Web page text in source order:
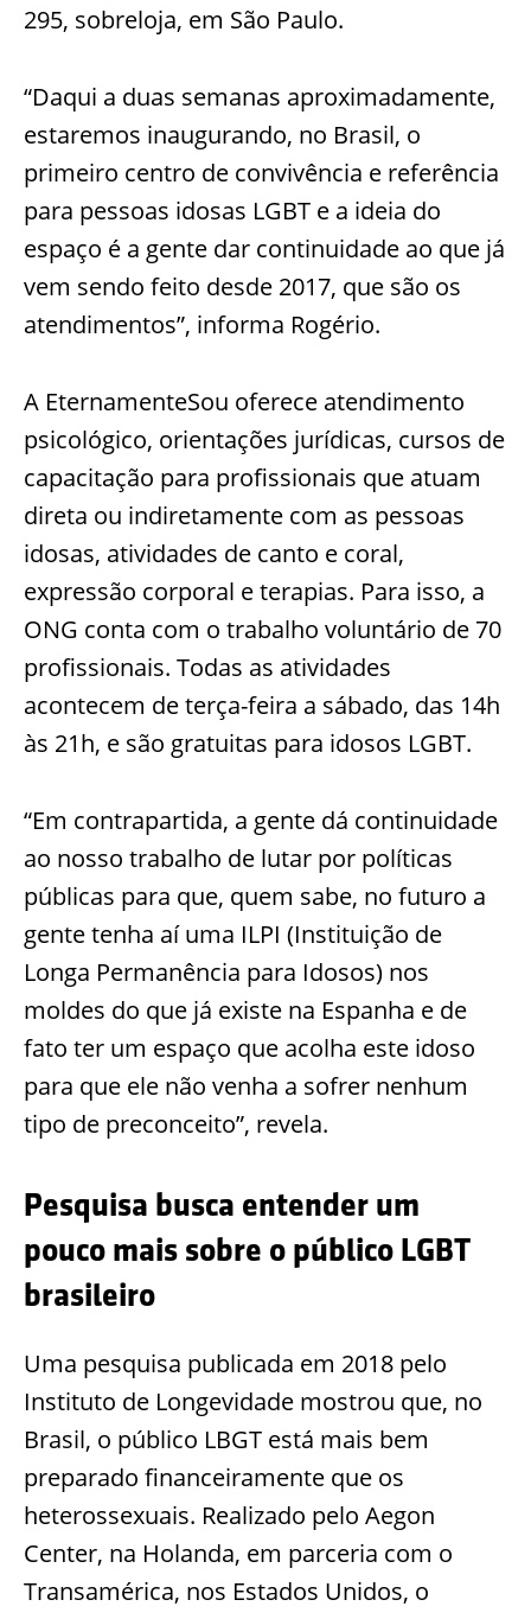
295, sobreloja, em São Paulo.
“Daqui a duas semanas aproximadamente,
estaremos inaugurando, no Brasil, o
primeiro centro de convivência e referência
para pessoas idosas LGBT e a ideia do
espaço é a gente dar continuidade ao que já
vem sendo feito desde 2017, que são os
atendimentos”, informa Rogério.
A EternamenteSou oferece atendimento
psicológico, orientações jurídicas, cursos de
capacitação para profissionais que atuam
direta ou indiretamente com as pessoas
idosas, atividades de canto e coral,
expressão corporal e terapias. Para isso, a
ONG conta com o trabalho voluntário de 70
profissionais. Todas as atividades
acontecem de terça-feira a sábado, das 14h
às 21h, e são gratuitas para idosos LGBT.
“Em contrapartida, a gente dá continuidade
ao nosso trabalho de lutar por políticas
públicas para que, quem sabe, no futuro a
gente tenha aí uma ILPI (Instituição de
Longa Permanência para Idosos) nos
moldes do que já existe na Espanha e de
fato ter um espaço que acolha este idoso
para que ele não venha a sofrer nenhum
tipo de preconceito”, revela.
Pesquisa busca entender um
pouco mais sobre o público LGBT
brasileiro
Uma pesquisa publicada em 2018 pelo
Instituto de Longevidade mostrou que, no
Brasil, o público LBGT está mais bem
preparado financeiramente que os
heterossexuais. Realizado pelo Aegon
Center, na Holanda, em parceria com o
Transamérica, nos Estados Unidos, o